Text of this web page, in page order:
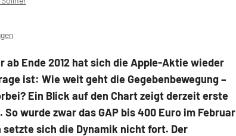
ab Ende 2012 hat sich die Apple-Aktie wieder
ist: Wie weit geht die Gegebenbewegung –
Ein Blick auf den Chart zeigt derzeit erste
wurde zwar das GAP bis 400 Euro im Februar
setzte sich die Dynamik nicht fort. Der